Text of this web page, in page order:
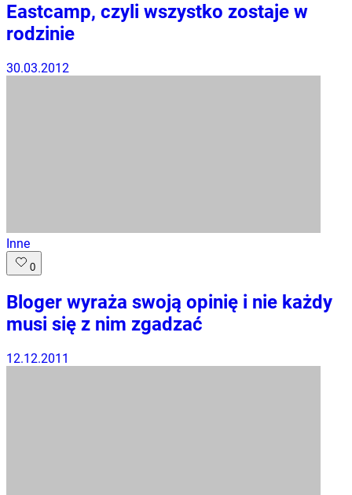
Eastcamp, czyli wszystko zostaje w
rodzinie
30.03.2012
Inne
0
Bloger wyraża swoją opinię i nie każdy
musi się z nim zgadzać
12.12.2011